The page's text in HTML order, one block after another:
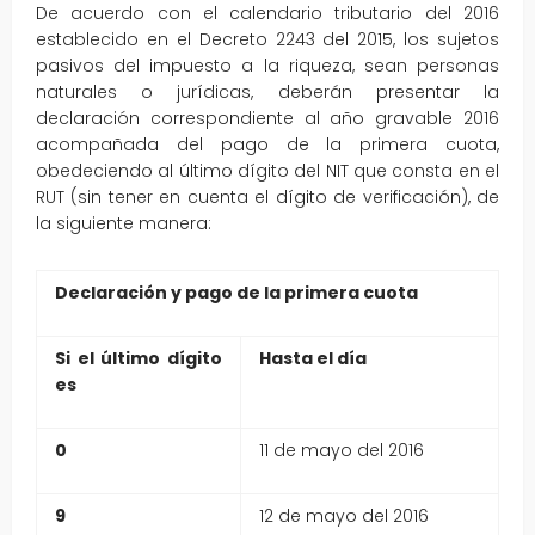
De acuerdo con el calendario tributario del 2016
establecido en el Decreto 2243 del 2015, los sujetos
pasivos del impuesto a la riqueza, sean personas
naturales o jurídicas, deberán presentar la
declaración correspondiente al año gravable 2016
acompañada del pago de la primera cuota,
obedeciendo al último dígito del NIT que consta en el
RUT (sin tener en cuenta el dígito de verificación), de
la siguiente manera:
Declaración y pago de la primera cuota
Si el último dígito
es
Hasta el día
0 11 de mayo del 2016
9 12 de mayo del 2016